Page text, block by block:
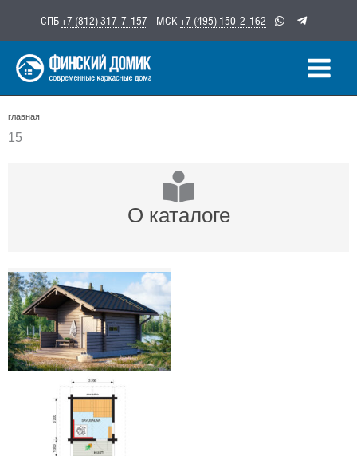
содержимому
СПБ+7 (812) 317-7-157 МСК +7 (495) 150-2-162
главная
15
О каталоге